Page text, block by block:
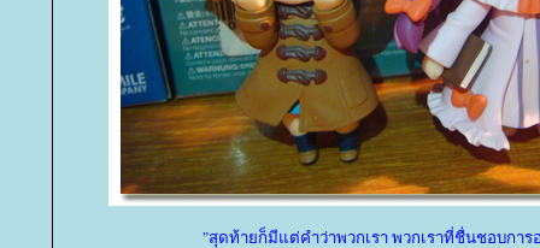
"สุดท้ายก็มีแต่คำว่าพวกเรา พวกเราที่ชื่นชอบการ